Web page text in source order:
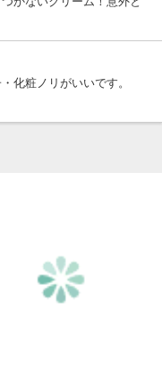
化粧ノリがいいです。